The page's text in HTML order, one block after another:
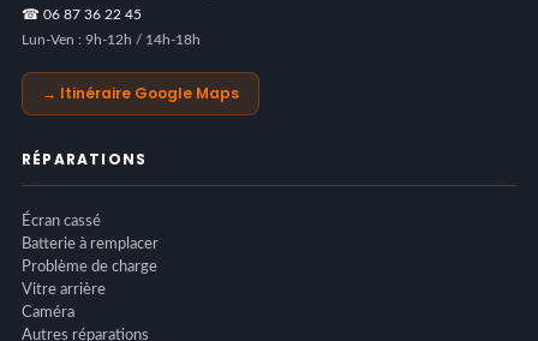
☎ 06 87 36 22 45
Lun-Ven : 9h-12h / 14h-18h
→ Itinéraire Google Maps
RÉPARATIONS
Écran cassé
Batterie à remplacer
Problème de charge
Vitre arrière
Caméra
Autres réparations